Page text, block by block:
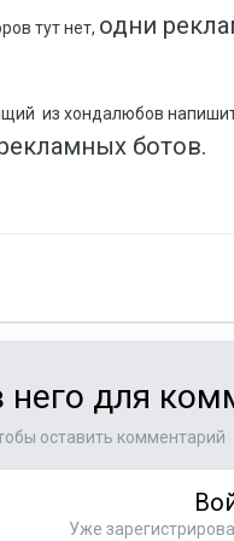
тут нет, одни
из хондалюбов
ботов.
него для
оставить комментарий
Уже